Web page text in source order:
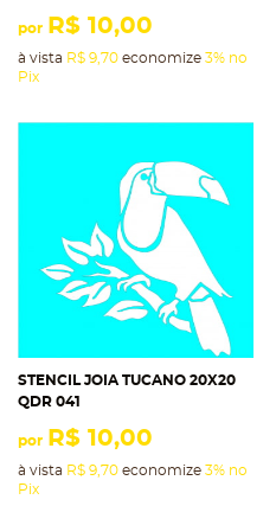
por R$ 10,00
à vista R$ 9,70 economize 3% no
Pix
STENCIL JOIA TUCANO 20X20
QDR 041
por R$ 10,00
à vista R$ 9,70 economize 3% no
Pix